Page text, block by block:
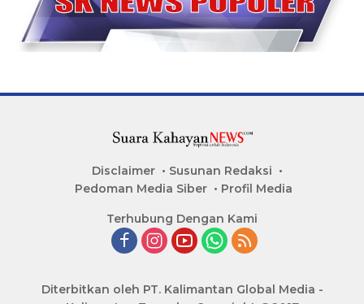
Disclaimer
Susunan Redaksi
Pedoman Media Siber
Profil Media
Terhubung Dengan Kami
Diterbitkan oleh PT. Kalimantan Global Media -